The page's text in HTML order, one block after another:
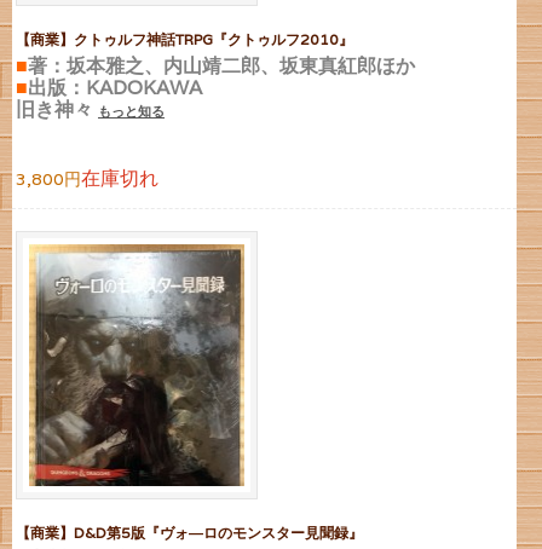
【商業】クトゥルフ神話TRPG『クトゥルフ2010』
■著：坂本雅之、内山靖二郎、坂東真紅郎ほか
■出版：KADOKAWA
旧き神々
もっと知る
3,800円在庫切れ
【商業】D&D第5版『ヴォ―ロのモンスター見聞録』